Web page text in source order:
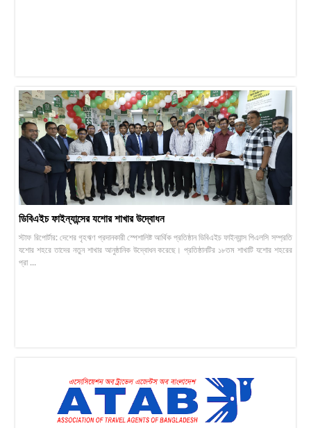
ডিবিএইচ ফাইন্যান্সের যশোর শাখার উদ্বোধন
স্টাফ রিপোর্টার: দেশের গৃহঋণ প্রদানকারী স্পেশালিষ্ট আর্থিক প্রতিষ্ঠান ডিবিএইচ ফাইন্যান্স পিএলসি সম্প্রতি
যশোর শহরে তাদের নতুন শাখার আনুষ্ঠানিক উদ্বোধন করেছে। প্রতিষ্ঠানটির ১৮তম শাখাটি যশোর শহরের
প্রা ...